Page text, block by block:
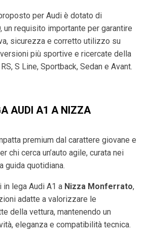
per Audi è dotato di
un requisito importante per garantire
sicurezza e corretto utilizzo su
più sportive e ricercate della
S Line, Sportback, Sedan e Avant.
AUDI A1 A NIZZA
premium dal carattere giovane e
chi cerca un’auto agile, curata nei
guida quotidiana.
in lega Audi A1 a Nizza Monferrato,
adatte a valorizzare le
della vettura, mantenendo un
eleganza e compatibilità tecnica.